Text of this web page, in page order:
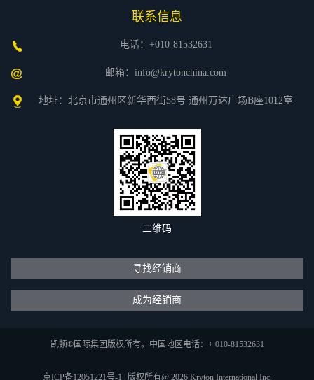
联系信息
电话：+010-81532631
邮箱：info@krytonchina.com
地址：北京市通州区新华西街58号 通州万达广场B座1012室
二维码
寻找经销商
成为经销商
凯顿®国际集团版权所有。中国地区电话：+ 010-81532631
京ICP备12051221号-1 版权所有@ 2026 Kryton International Inc.